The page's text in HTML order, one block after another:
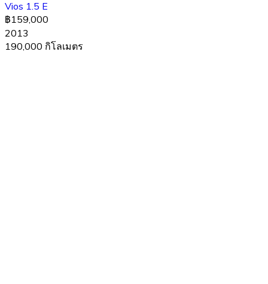
Vios 1.5 E
฿159,000
2013
190,000 กิโลเมตร